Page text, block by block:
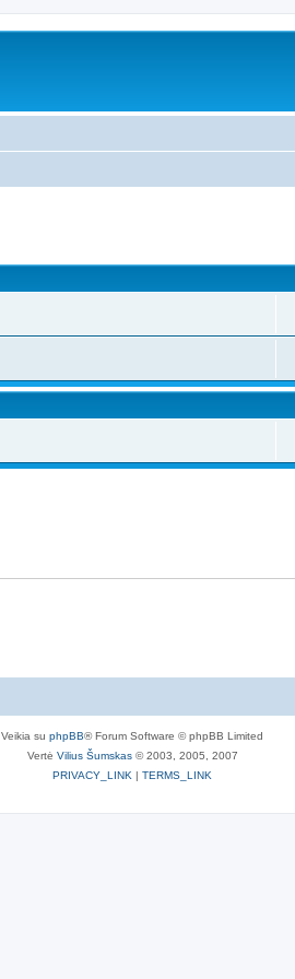
Veikia su phpBB® Forum Software © phpBB Limited
Vertė Vilius Šumskas© 2003, 2005, 2007
PRIVACY_LINK | TERMS_LINK